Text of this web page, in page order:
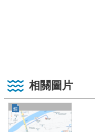
相關圖片